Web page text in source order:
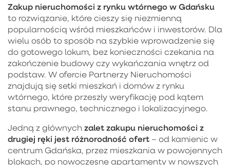
Zakup nieruchomości z rynku wtórnego w Gdańsku
to rozwiązanie, które cieszy się niezmienną
popularnością wśród mieszkańców i inwestorów. Dla
wielu osób to sposób na szybkie wprowadzenie się
do gotowego lokum, bez konieczności czekania na
zakończenie budowy czy wykańczania wnętrz od
podstaw. W ofercie Partnerzy Nieruchomości
znajdują się setki mieszkań i domów z rynku
wtórnego, które przeszły weryfikację pod kątem
stanu prawnego, technicznego i lokalizacyjnego.
Jedną z głównych zalet zakupu nieruchomości z
drugiej ręki jest różnorodność ofert – od kamienic w
centrum Gdańska, przez mieszkania w powojennych
blokach, po nowoczesne apartamenty w nowszych